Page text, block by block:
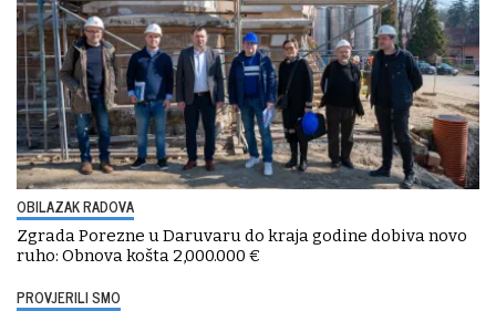
OBILAZAK RADOVA
Zgrada Porezne u Daruvaru do kraja godine dobiva novo
ruho: Obnova košta 2,000.000 €
PROVJERILI SMO